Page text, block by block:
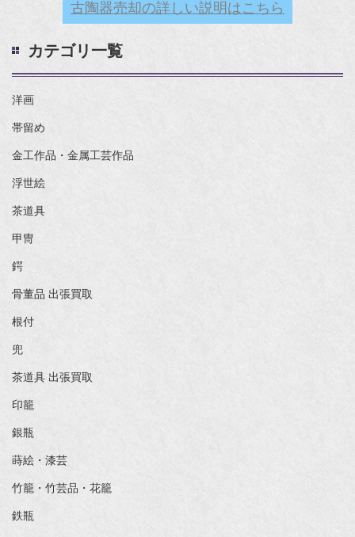
古陶器売却の詳しい説明はこちら
カテゴリ一覧
洋画
帯留め
金工作品・金属工芸作品
浮世絵
茶道具
甲冑
鍔
骨董品 出張買取
根付
兜
茶道具 出張買取
印籠
銀瓶
蒔絵・漆芸
竹籠・竹芸品・花籠
鉄瓶